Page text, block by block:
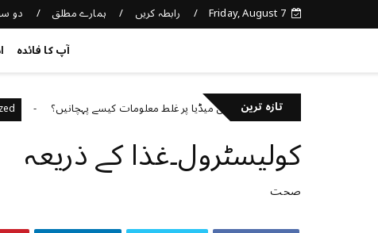
Friday, August 7 رابطہ کریں ہمارے مطلق دو
آپ کا فائدہ
تازہ ترین
سوشل میڈیا پر غلط معلومات کیسے پہچانیں؟
کولیسٹرول۔غذا کے ذریعہ
صحت